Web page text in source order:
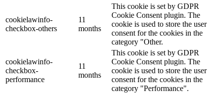
cookielawinfo-
checkbox-others
11
months
This cookie is set by GDPR
Cookie Consent plugin. The
cookie is used to store the user
consent for the cookies in the
category "Other.
cookielawinfo-
checkbox-
performance
11
months
This cookie is set by GDPR
Cookie Consent plugin. The
cookie is used to store the user
consent for the cookies in the
category "Performance".